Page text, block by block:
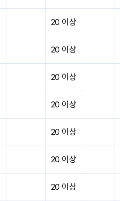
20 이상
20 이상
20 이상
20 이상
20 이상
20 이상
20 이상